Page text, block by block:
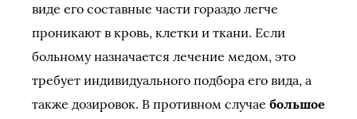
виде его составные части гораздо легче
проникают в кровь, клетки и ткани. Если
больному назначается лечение медом, это
требует индивидуального подбора его вида, а
также дозировок. В противном случае большое